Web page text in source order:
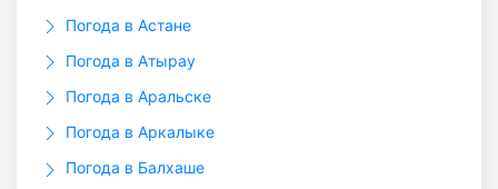
Погода в Астане
Погода в Атырау
Погода в Аральске
Погода в Аркалыкe
Погода в Балхаше